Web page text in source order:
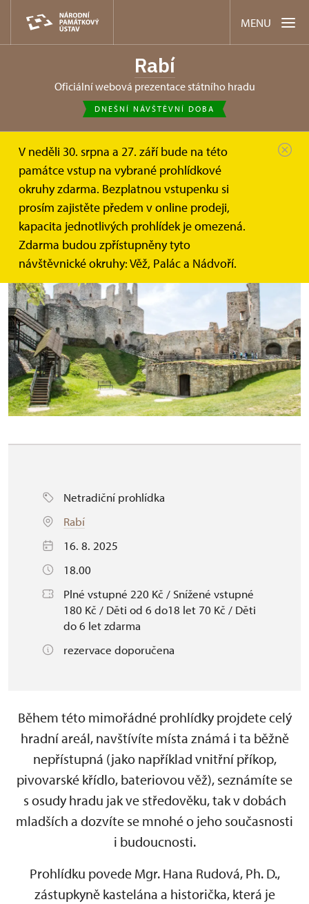
MENU
Rabí
oficiální webová prezentace státního hradu
DNEŠNÍ NÁVŠTĚVNÍ DOBA
V neděli 30. srpna a 27. září bude na této
památce vstup na vybrané prohlídkové
okruhy zdarma. Bezplatnou vstupenku si
prosím zajistěte předem v online prodeji,
kapacita jednotlivých prohlídek je omezená.
Zdarma budou zpřístupněny tyto
návštěvnické okruhy: Věž, Palác a Nádvoří.
Rabí Akce Ze sklepení až na věž hradu Rabí
Ze sklepení až na věž hradu Rabí
Netradiční prohlídka
Rabí
16. 8. 2025
18.00
Plné vstupné 220 Kč / Snížené vstupné
180 Kč / Děti od 6 do18 let 70 Kč / Děti
do 6 let zdarma
rezervace doporučena
Během této mimořádné prohlídky projdete celý
hradní areál, navštívíte místa známá i ta běžně
nepřístupná (jako například vnitřní příkop,
pivovarské křídlo, bateriovou věž), seznámíte se
s osudy hradu jak ve středověku, tak v dobách
mladších a dozvíte se mnohé o jeho současnosti
i budoucnosti.
Prohlídku povede Mgr. Hana Rudová, Ph. D.,
zástupkyně kastelána a historička, která je